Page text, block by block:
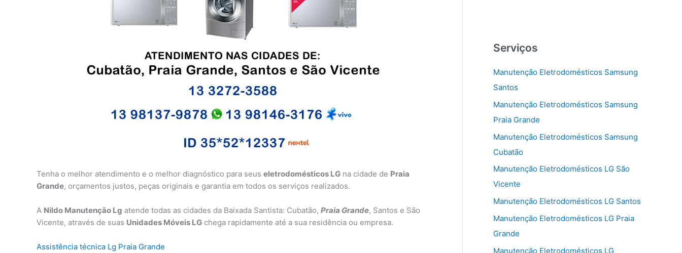
Tenha o melhor atendimento e o melhor diagnóstico para seus eletrodomésticos LG na cidade de Praia
Grande, orçamentos justos, peças originais e garantia em todos os serviços realizados.
A Nildo Manutenção Lg atende todas as cidades da Baixada Santista: Cubatão, Praia Grande, Santos e São
Vicente, através de suas Unidades Móveis LG chega rapidamente até a sua residência ou empresa.
Assistência técnica Lg Praia Grande
Serviços
Manutenção Eletrodomésticos Samsung
Santos
Manutenção Eletrodomésticos Samsung
Praia Grande
Manutenção Eletrodomésticos Samsung
Cubatão
Manutenção Eletrodomésticos LG São
Vicente
Manutenção Eletrodomésticos LG Santos
Manutenção Eletrodomésticos LG Praia
Grande
Manutenção Eletrodomésticos LG